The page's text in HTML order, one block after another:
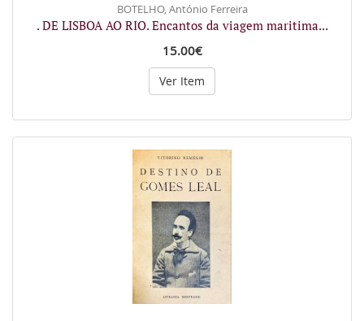
BOTELHO, António Ferreira
. DE LISBOA AO RIO. Encantos da viagem maritima...
15.00€
Ver Item